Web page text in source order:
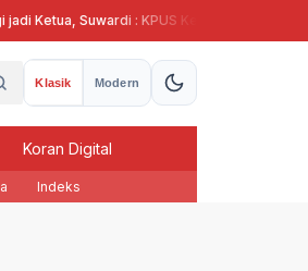
Ketua, Suwardi : KPUS Kendal Siap Terlibat
Klasik Modern
Koran Digital
Indeks